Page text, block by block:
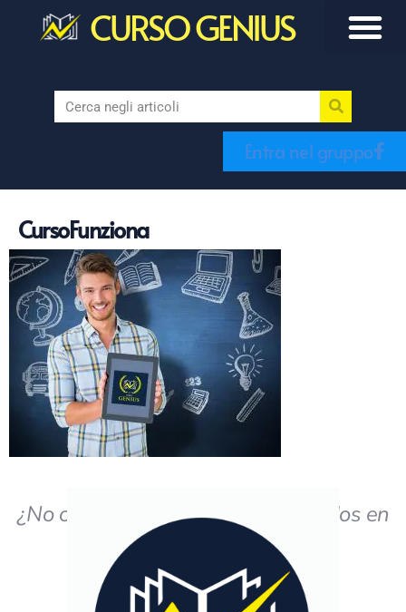
CURSO GENIUS
Entra nel gruppo
CursoFunziona
¿No obtiene los resultados deseados en
el estudio?